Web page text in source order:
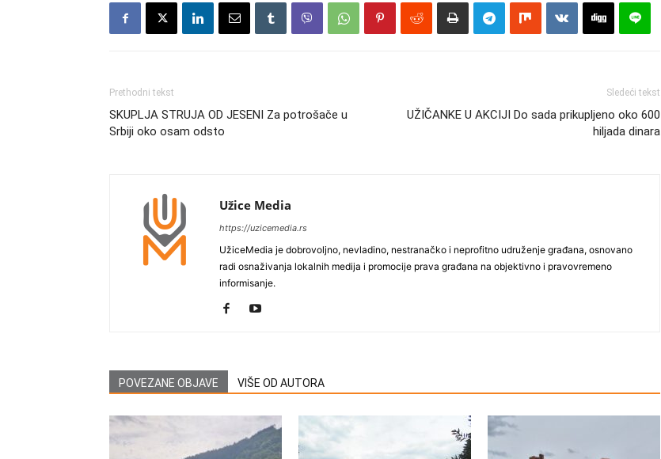
Prethodni tekst
SKUPLJA STRUJA OD JESENI Za potrošače u
Srbiji oko osam odsto
Sledeći tekst
UŽIČANKE U AKCIJI Do sada prikupljeno oko 600
hiljada dinara
Užice Media
https://uzicemedia.rs
UžiceMedia je dobrovoljno, nevladino, nestranačko i neprofitno udruženje građana, osnovano
radi osnaživanja lokalnih medija i promocije prava građana na objektivno i pravovremeno
informisanje.
POVEZANE OBJAVE VIŠE OD AUTORA